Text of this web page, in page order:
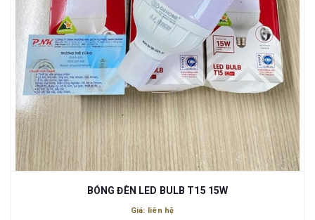
BÓNG ĐÈN LED BULB T15 15W
Giá: liên hệ